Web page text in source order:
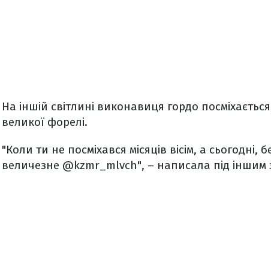
На іншій світлині виконавиця гордо
великої форелі.
"Коли ти не посміхався місяців вісім, а
величезне @kzmr_mlvch", – написала під іншим